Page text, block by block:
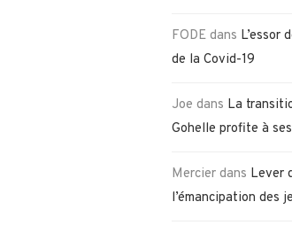
FODE dans L’essor
de la Covid-19
Joe dans La
Gohelle profite à
Mercier dans Lever
l’émancipation des